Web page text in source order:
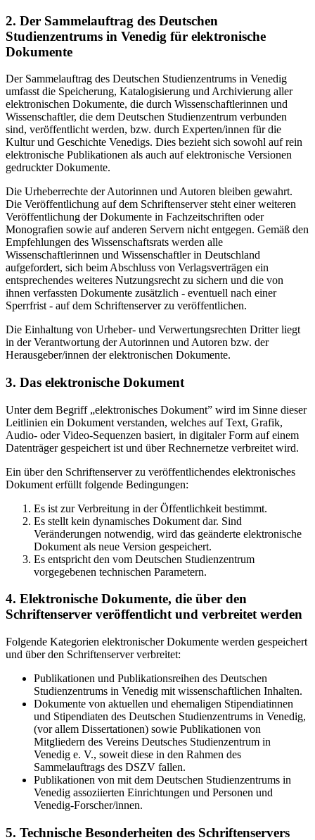
2. Der Sammelauftrag des Deutschen
Studienzentrums in Venedig für elektronische
Dokumente
Der Sammelauftrag des Deutschen Studienzentrums in Venedig
umfasst die Speicherung, Katalogisierung und Archivierung aller
elektronischen Dokumente, die durch Wissenschaftlerinnen und
Wissenschaftler, die dem Deutschen Studienzentrum verbunden
sind, veröffentlicht werden, bzw. durch Experten/innen für die
Kultur und Geschichte Venedigs. Dies bezieht sich sowohl auf rein
elektronische Publikationen als auch auf elektronische Versionen
gedruckter Dokumente.
Die Urheberrechte der Autorinnen und Autoren bleiben gewahrt.
Die Veröffentlichung auf dem Schriftenserver steht einer weiteren
Veröffentlichung der Dokumente in Fachzeitschriften oder
Monografien sowie auf anderen Servern nicht entgegen. Gemäß den
Empfehlungen des Wissenschaftsrats werden alle
Wissenschaftlerinnen und Wissenschaftler in Deutschland
aufgefordert, sich beim Abschluss von Verlagsverträgen ein
entsprechendes weiteres Nutzungsrecht zu sichern und die von
ihnen verfassten Dokumente zusätzlich - eventuell nach einer
Sperrfrist - auf dem Schriftenserver zu veröffentlichen.
Die Einhaltung von Urheber- und Verwertungsrechten Dritter liegt
in der Verantwortung der Autorinnen und Autoren bzw. der
Herausgeber/innen der elektronischen Dokumente.
3. Das elektronische Dokument
Unter dem Begriff „elektronisches Dokument” wird im Sinne dieser
Leitlinien ein Dokument verstanden, welches auf Text, Grafik,
Audio- oder Video-Sequenzen basiert, in digitaler Form auf einem
Datenträger gespeichert ist und über Rechnernetze verbreitet wird.
Ein über den Schriftenserver zu veröffentlichendes elektronisches
Dokument erfüllt folgende Bedingungen:
Es ist zur Verbreitung in der Öffentlichkeit bestimmt.
Es stellt kein dynamisches Dokument dar. Sind
Veränderungen notwendig, wird das geänderte elektronische
Dokument als neue Version gespeichert.
Es entspricht den vom Deutschen Studienzentrum
vorgegebenen technischen Parametern.
4. Elektronische Dokumente, die über den
Schriftenserver veröffentlicht und verbreitet werden
Folgende Kategorien elektronischer Dokumente werden gespeichert
und über den Schriftenserver verbreitet:
Publikationen und Publikationsreihen des Deutschen
Studienzentrums in Venedig mit wissenschaftlichen Inhalten.
Dokumente von aktuellen und ehemaligen Stipendiatinnen
und Stipendiaten des Deutschen Studienzentrums in Venedig,
(vor allem Dissertationen) sowie Publikationen von
Mitgliedern des Vereins Deutsches Studienzentrum in
Venedig e. V., soweit diese in den Rahmen des
Sammelauftrags des DSZV fallen.
Publikationen von mit dem Deutschen Studienzentrums in
Venedig assoziierten Einrichtungen und Personen und
Venedig-Forscher/innen.
5. Technische Besonderheiten des Schriftenservers